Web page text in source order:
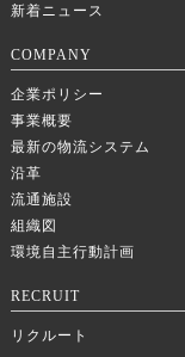
新着ニュース
COMPANY
企業ポリシー
事業概要
最新の物流システム
沿革
流通施設
組織図
環境自主行動計画
RECRUIT
リクルート